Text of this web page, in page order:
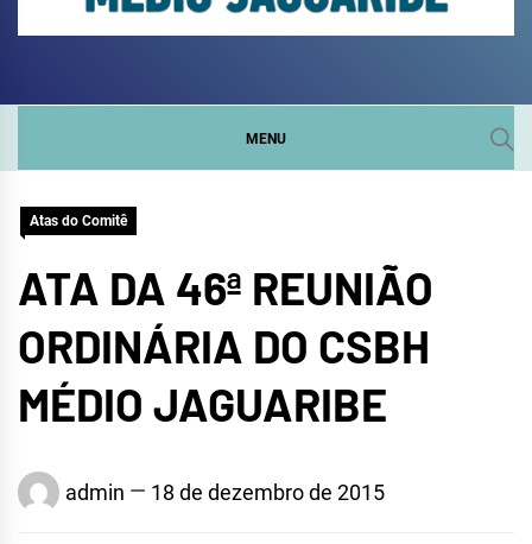
HIDROGRÁFICA DO
MÉDIO JAGUARIBE
MENU
Atas do Comitê
ATA DA 46ª REUNIÃO
ORDINÁRIA DO CSBH
MÉDIO JAGUARIBE
admin 18 de dezembro de 2015